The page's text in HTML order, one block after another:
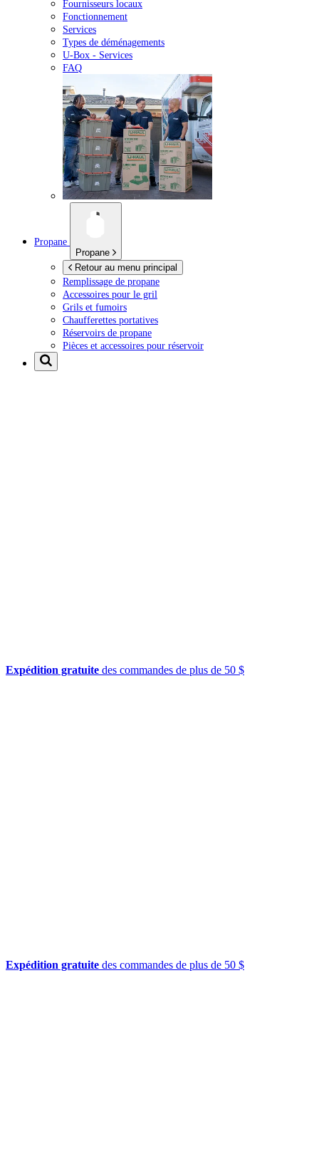
Fournisseurs locaux
Fonctionnement
Services
Types de déménagements
U-Box - Services
FAQ
Propane
Propane
Retour au menu principal
Remplissage de propane
Accessoires pour le gril
Grils et fumoirs
Chaufferettes portatives
Réservoirs de propane
Pièces et accessoires pour réservoir
Expédition gratuite des commandes de plus de 50 $
Expédition gratuite des commandes de plus de 50 $